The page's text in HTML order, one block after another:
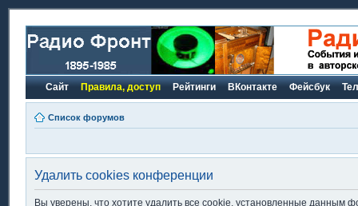
Сайт Правила, доступ Рейтинги ВКонтакте Фейсбук
Список форумов
Удалить cookies конференции
Вы уверены, что хотите удалить все cookie, установленные данным